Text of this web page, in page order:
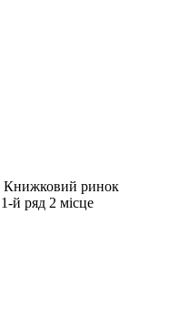
Книжковий ринок
й ряд 2 місце